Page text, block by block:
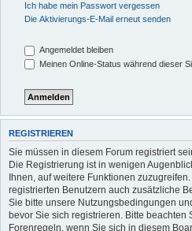
Ich habe mein Passwort vergessen
Die Aktivierungs-E-Mail erneut senden
Angemeldet bleiben
Meinen Online-Status während dieser
REGISTRIEREN
Sie müssen in diesem Forum registriert
Die Registrierung ist in wenigen
Ihnen, auf weitere Funktionen
registrierten Benutzern auch zusätzliche
Sie bitte unsere Nutzungsbedingungen
bevor Sie sich registrieren. Bitte beachten
Forenregeln, wenn Sie sich in diesem